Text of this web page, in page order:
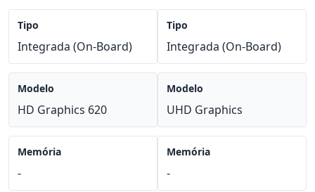
Tipo
Integrada (On-Board)
Modelo
HD Graphics 620
Memória
-
Tipo
Integrada (On-Board)
Modelo
UHD Graphics
Memória
-